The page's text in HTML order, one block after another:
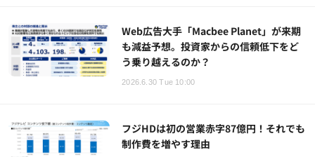
Web広告大手「Macbee Planet」が来期
も減益予想。投資家からの信頼低下をど
う乗り越えるのか？
2026.6.30 Tue 10:00
フジHDは初の営業赤字87億円！それでも
制作費を増やす理由